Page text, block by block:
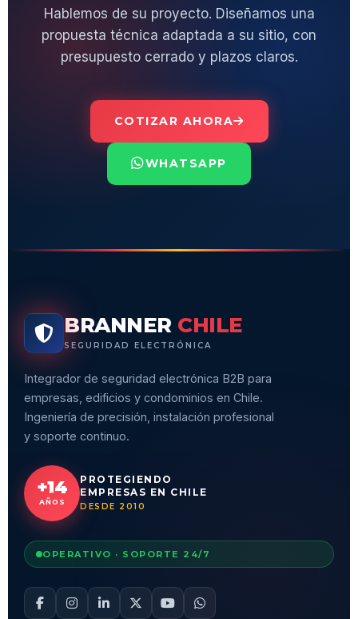
Hablemos de su proyecto. Diseñamos una
propuesta técnica adaptada a su sitio, con
presupuesto cerrado y plazos claros.
COTIZAR AHORA
WHATSAPP
BRANNER CHILE
SEGURIDAD ELECTRÓNICA
Integrador de seguridad electrónica B2B para
empresas, edificios y condominios en Chile.
Ingeniería de precisión, instalación profesional
y soporte continuo.
+14
AÑOS
PROTEGIENDO
EMPRESAS EN CHILE
DESDE 2010
OPERATIVO · SOPORTE 24/7